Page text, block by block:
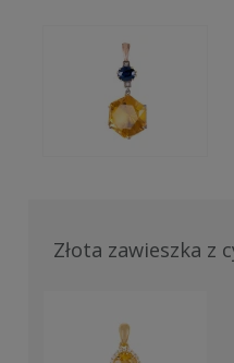
Złota zawieszka z